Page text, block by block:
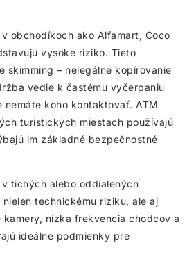
obchodíkoch ako Alfamart, Coco
vysoké riziko. Tieto
skimming – nelegálne kopírovanie
vedie k častému vyčerpaniu
nemáte koho kontaktovať. ATM
turistických miestach používajú
im základné bezpečnostné
tichých alebo oddialených
technickému riziku, ale aj
nízka frekvencia chodcov a
ideálne podmienky pre